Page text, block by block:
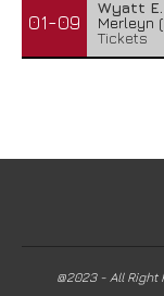
01-09
Wyatt E.
Merleyn
Tickets
@2023 - All